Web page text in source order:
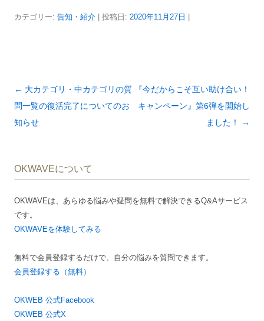
カテゴリー: 告知・紹介 | 投稿日: 2020年11月27日
投
稿
ナ
ー
ョ
ン
← 大カテゴリ・中カテゴリの質
問一覧の復活完了についてのお
知らせ
『今だからこそ互い助け合い！
キャンペーン』第6弾を開始し
ました！
→
OKWAVEについて
OKWAVEは、あらゆる悩みや疑問を無料で解決できるQ&Aサービス
です。
OKWAVEを体験してみる
無料で会員登録するだけで、自分の悩みを質問できます。
会員登録する（無料）
OKWEB 公式Facebook
OKWEB 公式X